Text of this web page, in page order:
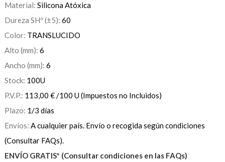
Material: Silicona Atóxica
Dureza SHº (±5): 60
Color: TRANSLUCIDO
Alto (mm): 6
Ancho (mm): 6
Stock: 100U
P.V.P.: 113,00 €/100 U(Impuestos no Incluidos)
Plazo: 1/3 días
Envíos: A cualquier país. Envío o recogida según condiciones
(Consultar FAQs).
ENVÍO GRATIS* (Consultar condiciones en las FAQs)